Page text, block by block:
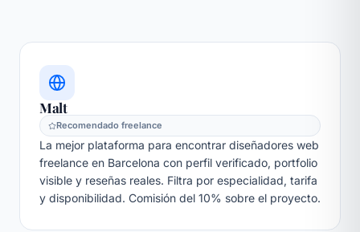
Malt
Recomendado freelance
La mejor plataforma para encontrar diseñadores web
freelance en Barcelona con perfil verificado, portfolio
visible y reseñas reales. Filtra por especialidad, tarifa
y disponibilidad. Comisión del 10% sobre el proyecto.